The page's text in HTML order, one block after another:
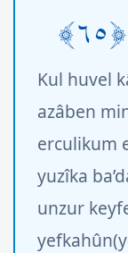
﴿٦٥﴾
Kul huvel
azâben
erculikum
yuzîka
unzur